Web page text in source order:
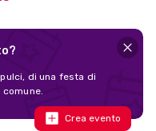
di una festa di
Crea evento